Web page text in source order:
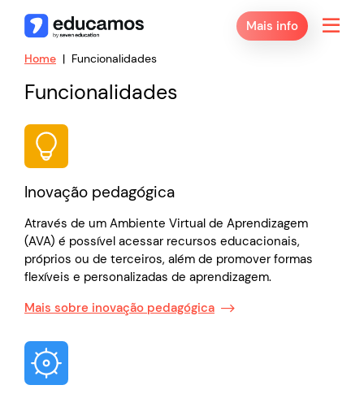
Mais info
Home Funcionalidades
Funcionalidades
Inovação pedagógica
Através de um Ambiente Virtual de Aprendizagem
(AVA) é possível acessar recursos educacionais,
próprios ou de terceiros, além de promover formas
flexíveis e personalizadas de aprendizagem.
Mais sobre inovação pedagógica